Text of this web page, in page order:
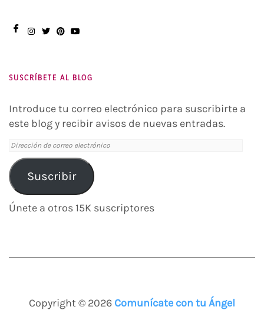
SUSCRÍBETE AL BLOG
Introduce tu correo electrónico para suscribirte a
este blog y recibir avisos de nuevas entradas.
Dirección
de
correo
electrónico
Suscribir
Únete a otros 15K suscriptores
Copyright © 2026 Comunícate con tu Ángel